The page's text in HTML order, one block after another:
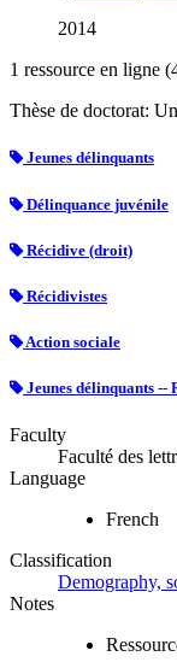
2014
1 ressource en ligne
Thèse de doctorat:
Jeunes délinquants
Délinquance juvénile
Récidive (droit)
Récidivistes
Action sociale
Jeunes délinquants --
Faculty
Faculté des
Language
French
Classification
Demography,
Notes